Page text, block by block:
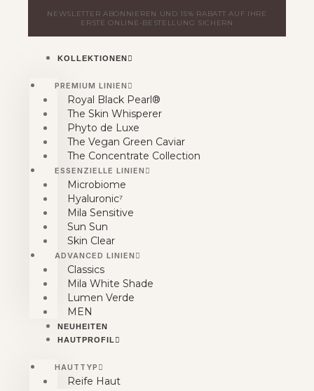
InhaltNEWSLETTER ABONNIEREN UND 15% RABATT AUF IHRE
ERSTE ONLINE-BESTELLUNG SICHERN
KOLLEKTIONEN
PREMIUM LINIEN
Royal Black Pearl®
The Skin Whisperer
Phyto de Luxe
The Vegan Green Caviar
The Concentrate Collection
ESSENZIELLE LINIEN
Microbiome
Hyaluronic⁷
Mila Sensitive
Sun Sun
Skin Clear
ADVANCED LINIEN
Classics
Mila White Shade
Lumen Verde
MEN
NEUHEITEN
HAUTPROFIL
HAUTTYP
Reife Haut